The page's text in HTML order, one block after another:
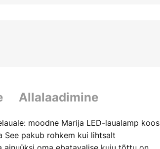
Allalaadimine
moodne Marija LED-laualamp koos
See pakub rohkem kui lihtsalt